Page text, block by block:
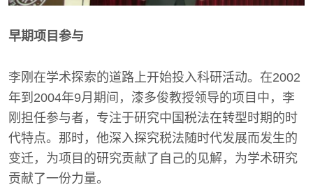
早期项目参与
李刚在学术探索的道路上开始投入科研活动。在2002
年到2004年9月期间，漆多俊教授领导的项目中，李
刚担任参与者，专注于研究中国税法在转型时期的时
代特点。那时，他深入探究税法随时代发展而发生的
变迁，为项目的研究贡献了自己的见解，为学术研究
贡献了一份力量。